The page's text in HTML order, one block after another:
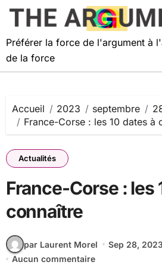
Passer
Préférer la force de l'argument à
de la force
Accueil 2023 septembre
France-Corse : les 10 dates à
Actualités
France-Corse : les
connaître
par Laurent Morel
Sep 28,
Aucun commentaire